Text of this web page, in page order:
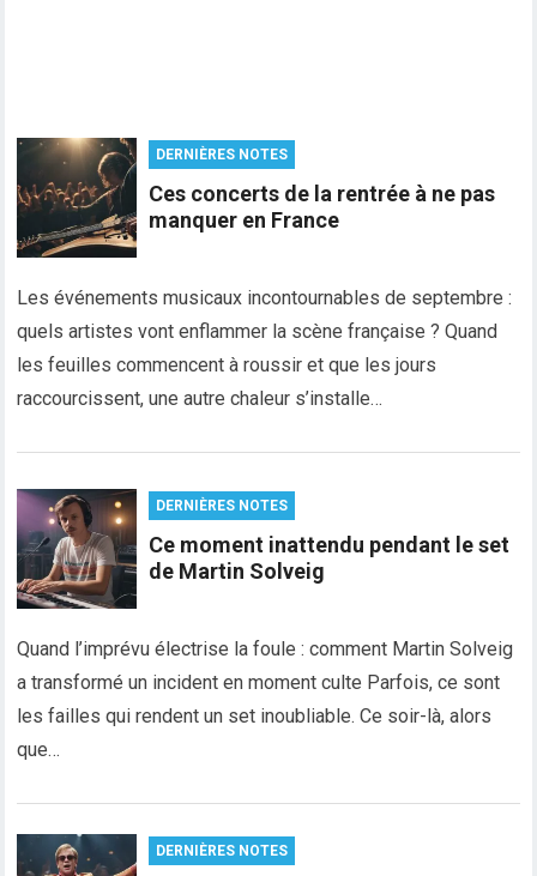
DERNIÈRES NOTES
Ces concerts de la rentrée à ne pas
manquer en France
Les événements musicaux incontournables de septembre :
quels artistes vont enflammer la scène française ? Quand
les feuilles commencent à roussir et que les jours
raccourcissent, une autre chaleur s’installe…
DERNIÈRES NOTES
Ce moment inattendu pendant le set
de Martin Solveig
Quand l’imprévu électrise la foule : comment Martin Solveig
a transformé un incident en moment culte Parfois, ce sont
les failles qui rendent un set inoubliable. Ce soir-là, alors
que…
DERNIÈRES NOTES